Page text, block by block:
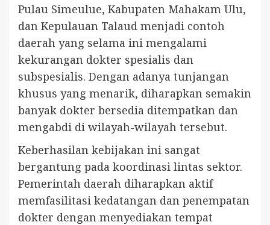
Pulau Simeulue, Kabupaten Mahakam Ulu,
dan Kepulauan Talaud menjadi contoh
daerah yang selama ini mengalami
kekurangan dokter spesialis dan
subspesialis. Dengan adanya tunjangan
khusus yang menarik, diharapkan semakin
banyak dokter bersedia ditempatkan dan
mengabdi di wilayah-wilayah tersebut.
Keberhasilan kebijakan ini sangat
bergantung pada koordinasi lintas sektor.
Pemerintah daerah diharapkan aktif
memfasilitasi kedatangan dan penempatan
dokter dengan menyediakan tempat